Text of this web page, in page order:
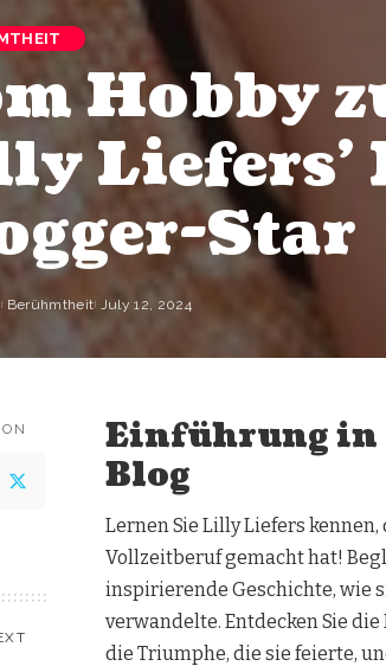
Hobby
Liefers’
Star
Berühmtheit July 12, 2024
Einführung
Blog
Lernen Sie Lilly Liefers
Vollzeitberuf gemacht hat!
inspirierende Geschichte, wie
verwandelte. Entdecken Sie
die Triumphe, die sie feierte,